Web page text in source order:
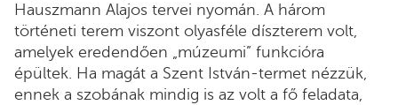
Hauszmann Alajos tervei nyomán. A három
történeti terem viszont olyasféle díszterem volt,
amelyek eredendően „múzeumi” funkcióra
épültek. Ha magát a Szent István-termet nézzük,
ennek a szobának mindig is az volt a fő feladata,